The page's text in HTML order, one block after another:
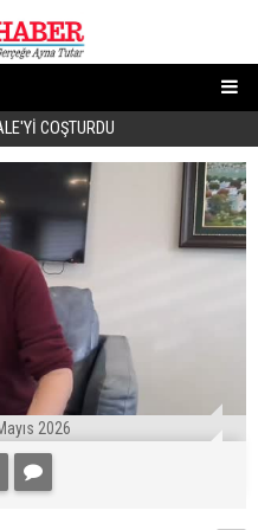
COŞTURDU
2026